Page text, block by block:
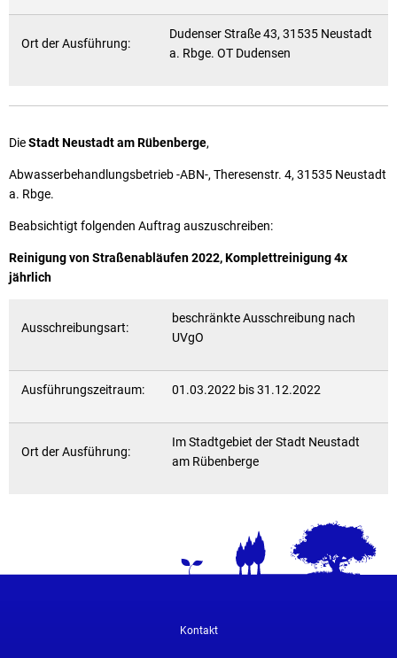
Ort der Ausführung:
Dudenser Straße 43, 31535 Neustadt
a. Rbge. OT Dudensen
DieStadt Neustadt am Rübenberge,
Abwasserbehandlungsbetrieb -ABN-, Theresenstr. 4, 31535 Neustadt
a. Rbge.
Beabsichtigt folgenden Auftrag auszuschreiben:
Reinigung von Straßenabläufen 2022, Komplettreinigung 4x
jährlich
Ausschreibungsart:
beschränkte Ausschreibung nach
UVgO
Ausführungszeitraum: 01.03.2022 bis 31.12.2022
Ort der Ausführung:
Im Stadtgebiet der Stadt Neustadt
am Rübenberge
Kontakt